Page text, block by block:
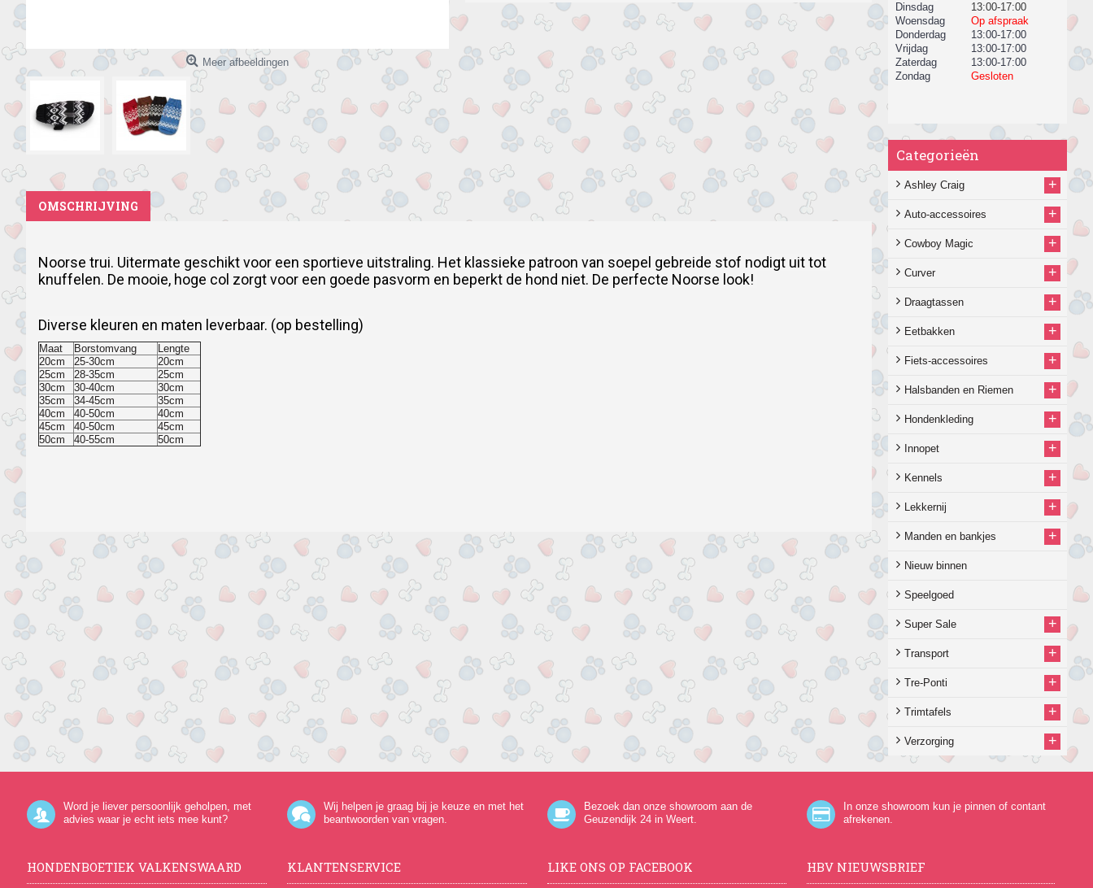
Dinsdag
13:00-17:00
Woensdag
Op afspraak
Donderdag
13:00-17:00
Vrijdag
13:00-17:00
Zaterdag
13:00-17:00
Zondag
Gesloten
Categorieën
Ashley Craig +
Auto-accessoires +
Cowboy Magic +
Curver +
Draagtassen +
Eetbakken +
Fiets-accessoires +
Halsbanden en Riemen +
Hondenkleding +
Innopet +
Kennels +
Lekkernij +
Manden en bankjes +
Nieuw binnen
Speelgoed
Super Sale +
Transport +
Tre-Ponti +
Trimtafels +
Verzorging +
Meer afbeeldingen
OMSCHRIJVING
Noorse trui. Uitermate geschikt voor een sportieve uitstraling. Het klassieke patroon van soepel gebreide stof nodigt uit tot
knuffelen. De mooie, hoge col zorgt voor een goede pasvorm en beperkt de hond niet. De perfecte Noorse look!
Diverse kleuren en maten leverbaar. (op bestelling)
Maat Borstomvang
Lengte
20cm
25-30cm
20cm
25cm
28-35cm
25cm
30cm
30-40cm
30cm
35cm
34-45cm
35cm
40cm
40-50cm
40cm
45cm
40-50cm
45cm
50cm
40-55cm 50cm
Word je liever persoonlijk geholpen, met
advies waar je echt iets mee kunt?
Wij helpen je graag bij je keuze en met het
beantwoorden van vragen.
Bezoek dan onze showroom aan de
Geuzendijk 24in Weert.
In onze showroom kun je pinnen of contant
afrekenen.
HONDENBOETIEK VALKENSWAARD KLANTENSERVICE LIKE ONS OP FACEBOOK HBV NIEUWSBRIEF